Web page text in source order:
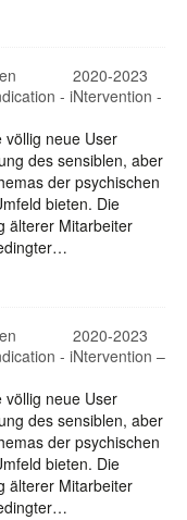
2020-2023
- iNtervention -
völlig neue User
des sensiblen, aber
der psychischen
bieten. Die
älterer Mitarbeiter
2020-2023
- iNtervention –
völlig neue User
des sensiblen, aber
der psychischen
bieten. Die
älterer Mitarbeiter